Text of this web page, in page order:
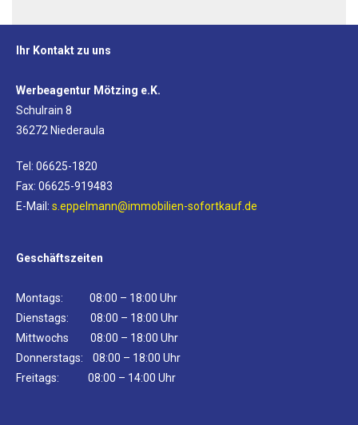
Ihr Kontakt zu uns
Werbeagentur Mötzing e.K.
Schulrain 8
36272 Niederaula
Tel: 06625-1820
Fax: 06625-919483
E-Mail: s.eppelmann@immobilien-sofortkauf.de
Geschäftszeiten
Montags: 08:00 – 18:00 Uhr
Dienstags: 08:00 – 18:00 Uhr
Mittwochs 08:00 – 18:00 Uhr
Donnerstags: 08:00 – 18:00 Uhr
Freitags: 08:00 – 14:00 Uhr